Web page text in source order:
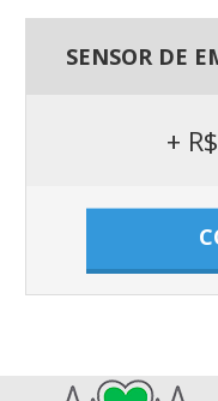
SENSOR DE
+